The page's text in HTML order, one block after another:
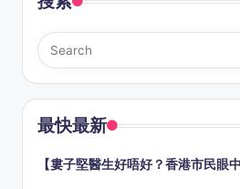
最快最新
【婁子堅醫生好唔好？香港市民眼